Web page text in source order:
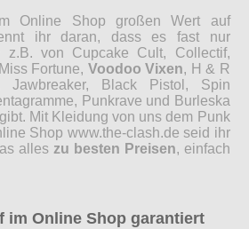
Online Shop großen Wert auf
ihr daran, dass es fast nur
z.B. von Cupcake Cult, Collectif,
Fortune, Voodoo Vixen, H & R
Jawbreaker, Black Pistol, Spin
Punkrave und Burleska
Mit Kleidung von uns dem Punk
Shop www.the-clash.de seid ihr
alles zu besten Preisen, einfach
im Online Shop garantiert